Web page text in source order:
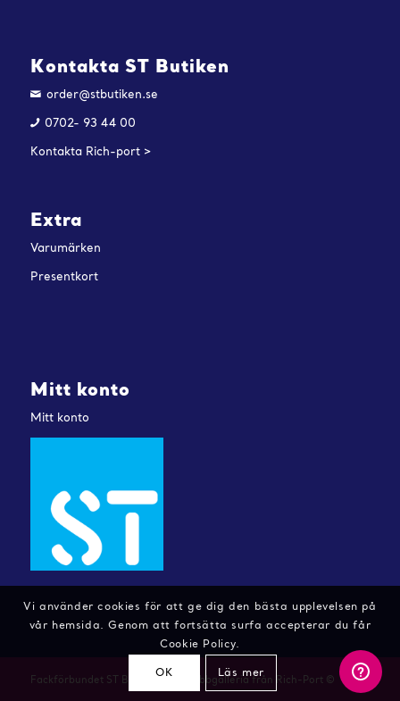
Kontakta ST Butiken
order@stbutiken.se
0702- 93 44 00
Kontakta Rich-port >
Extra
Varumärken
Presentkort
Mitt konto
Mitt konto
Fackförbundet ST Butiken - En webbgalleria från Rich-Port ©
Vi använder cookies för att ge dig den bästa upplevelsen på
vår hemsida. Genom att fortsätta surfa accepterar du får
Cookie Policy.
OK Läs mer